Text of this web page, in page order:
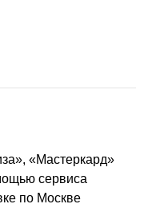
«Мастеркард»
сервиса
по Москве